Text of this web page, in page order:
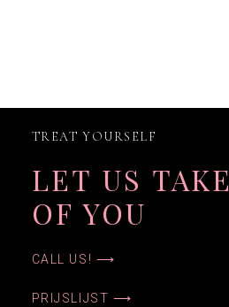
TREAT YOURSELF
LET US
OF YOU
CALL US! ⟶
PRIJSLIJST ⟶